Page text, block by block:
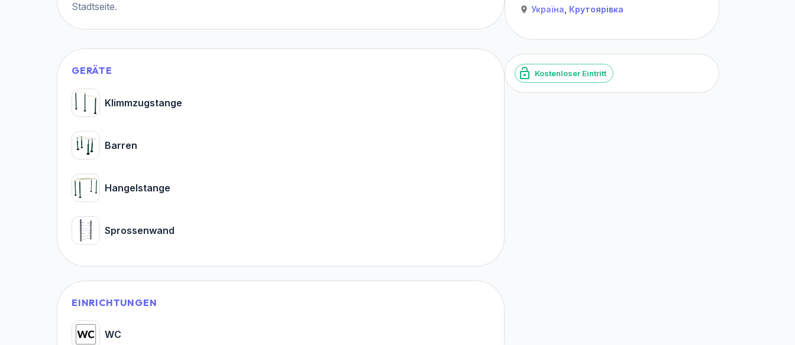
Stadtseite.
GERÄTE
Klimmzugstange
Barren
Hangelstange
Sprossenwand
EINRICHTUNGEN
WC
Україна Крутоярівка
Kostenloser Eintritt